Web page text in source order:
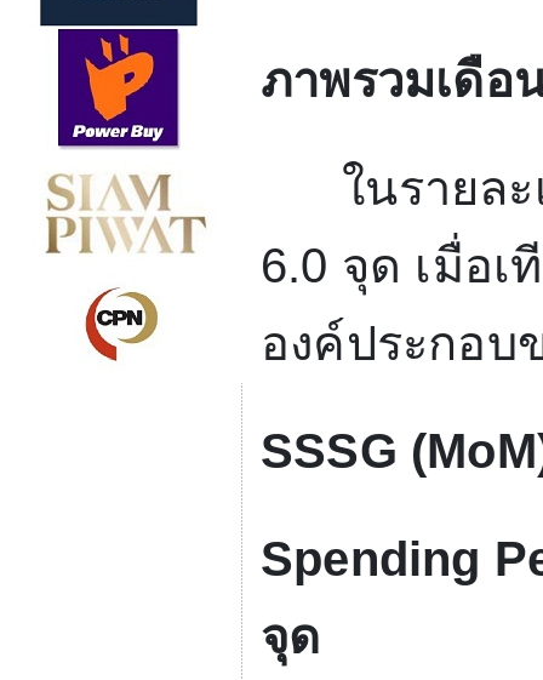
ภาพรวมเดือ
ในรายละ
6.0 จุด เมื่อเ
องค์ประกอบ
SSSG
Spending
จุด